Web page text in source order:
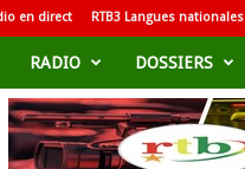
en direct RTB3 Langues nationales
RADIO DOSSIERS